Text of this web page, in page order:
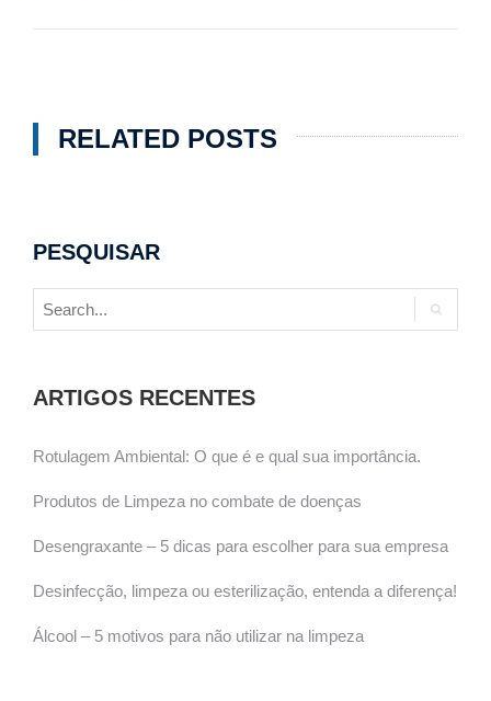
RELATED POSTS
PESQUISAR
ARTIGOS RECENTES
Rotulagem Ambiental: O que é e qual sua importância.
Produtos de Limpeza no combate de doenças
Desengraxante – 5 dicas para escolher para sua empresa
Desinfecção, limpeza ou esterilização, entenda a diferença!
Álcool – 5 motivos para não utilizar na limpeza